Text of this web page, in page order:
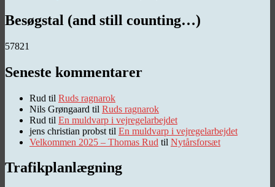
Besøgstal (and still counting…)
57821
Seneste kommentarer
Rud til Ruds ragnarok
Nils Grøngaard til Ruds ragnarok
Rud til En muldvarp i vejregelarbejdet
jens christian probst til En muldvarp i vejregelarbejdet
Velkommen 2025 – Thomas Rud til Nytårsforsæt
Trafikplanlægning